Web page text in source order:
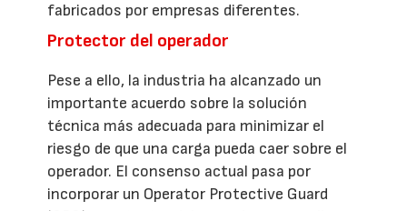
fabricados por empresas diferentes.
Protector del operador
Pese a ello, la industria ha alcanzado un
importante acuerdo sobre la solución
técnica más adecuada para minimizar el
riesgo de que una carga pueda caer sobre el
operador. El consenso actual pasa por
incorporar un Operator Protective Guard